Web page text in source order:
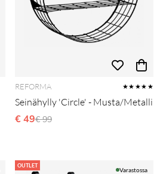
REFORMA ★★★★★
Seinähylly 'Circle' - Musta/Metalli
€ 49Normaali hinta
€ 99
OUTLET
Varastossa